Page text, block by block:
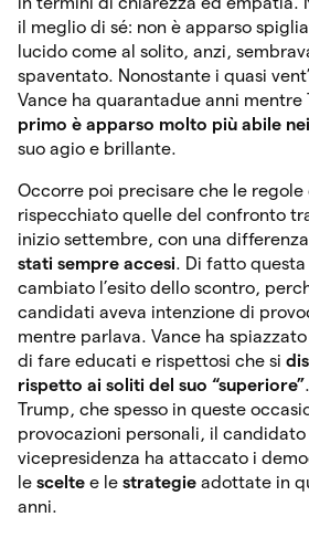
il meglio di sé: non è apparso
lucido come al solito, anzi,
spaventato. Nonostante i quasi
Vance ha quarantadue anni mentre
primo è apparso molto più abile
suo agio e brillante.
Occorre poi precisare che le
rispecchiato quelle del confronto
inizio settembre, con una
stati sempre accesi. Di fatto questa
cambiato l’esito dello scontro,
candidati aveva intenzione di
mentre parlava. Vance ha
di fare educati e rispettosi che si
rispetto ai soliti del suo “superiore”
Trump, che spesso in queste
provocazioni personali, il
vicepresidenza ha attaccato i
le scelte e le strategie adottate in
anni.